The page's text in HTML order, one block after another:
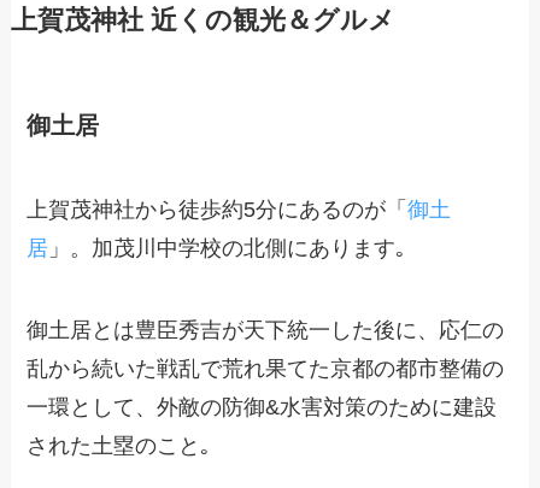
上賀茂神社 近くの観光＆グルメ
御土居
上賀茂神社から徒歩約5分にあるのが「御土
居 」。加茂川中学校の北側にあります｡
御土居とは豊臣秀吉が天下統一した後に、応仁の
乱から続いた戦乱で荒れ果てた京都の都市整備の
一環として、外敵の防御&水害対策のために建設
された土塁のこと｡